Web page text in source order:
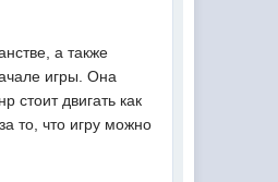
а также
игры. Она
стоит двигать как
то, что игру можно